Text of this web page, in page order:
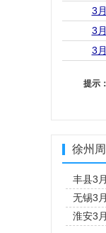
3
3
3
提示：
徐州
丰县3
无锡3
淮安3